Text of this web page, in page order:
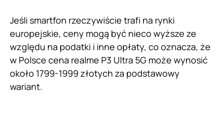
Jeśli smartfon rzeczywiście trafi na rynki
europejskie, ceny mogą być nieco wyższe ze
względu na podatki i inne opłaty, co oznacza, że
w Polsce cena realme P3 Ultra 5G może wynosić
około 1799-1999 złotych za podstawowy
wariant.